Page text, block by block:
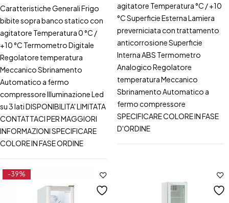
Caratteristiche Generali Frigo
bibite sopra banco statico con
agitatore Temperatura 0 °C /
+10 °C Termometro Digitale
Regolatore temperatura
Meccanico Sbrinamento
Automatico a fermo
compressore Illuminazione Led
su 3 lati DISPONIBILITA' LIMITATA
CONTATTACI PER MAGGIORI
INFORMAZIONI SPECIFICARE
COLORE IN FASE ORDINE
agitatore Temperatura °C / +10
°C Superficie Esterna Lamiera
preverniciata con trattamento
anticorrosione Superficie
Interna ABS Termometro
Analogico Regolatore
temperatura Meccanico
Sbrinamento Automatico a
fermo compressore
SPECIFICARE COLORE IN FASE
D'ORDINE
-39%